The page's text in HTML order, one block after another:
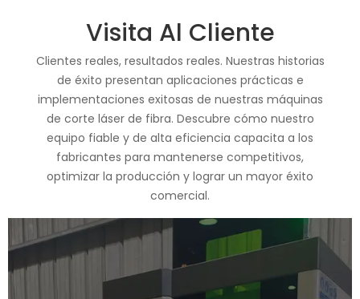
Visita Al Cliente
Clientes reales, resultados reales. Nuestras historias
de éxito presentan aplicaciones prácticas e
implementaciones exitosas de nuestras máquinas
de corte láser de fibra. Descubre cómo nuestro
equipo fiable y de alta eficiencia capacita a los
fabricantes para mantenerse competitivos,
optimizar la producción y lograr un mayor éxito
comercial.